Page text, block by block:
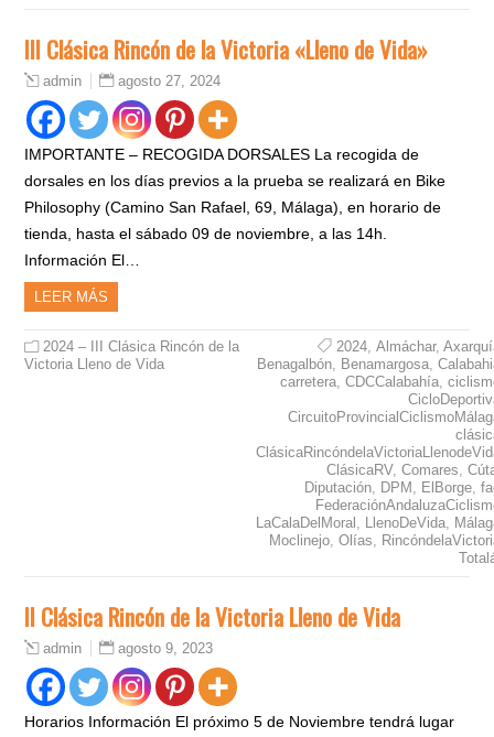
III Clásica Rincón de la Victoria «Lleno de Vida»
admin agosto 27, 2024
IMPORTANTE – RECOGIDA DORSALES La recogida de
dorsales en los días previos a la prueba se realizará en Bike
Philosophy (Camino San Rafael, 69, Málaga), en horario de
tienda, hasta el sábado 09 de noviembre, a las 14h.
Información El…
LEER MÁS
2024 – III Clásica Rincón de la
Victoria Lleno de Vida
2024 ,Almáchar,
Benagalbón Benamargosa ,
carretera ,CDCCalabahía ,
ClásicaRV,Comares ,
Diputación DPM ElBorge ,
LaCalaDelMoral
LlenoDeVida
Moclinejo ,Olías
II Clásica Rincón de la Victoria Lleno de Vida
admin agosto 9, 2023
Horarios Información El próximo 5 de Noviembre tendrá lugar